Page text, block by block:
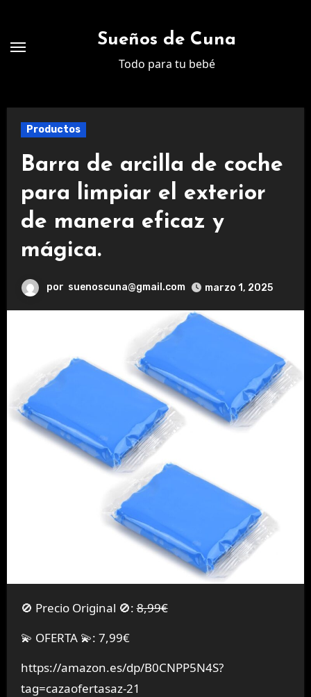
contenido
Sueños de Cuna
Todo para tu bebé
Productos
Barra de arcilla de coche
para limpiar el exterior
de manera eficaz y
mágica.
por suenoscuna@gmail.com marzo 1, 2025
🚫 Precio Original 🚫:8,99€
💫 OFERTA 💫: 7,99€
https://amazon.es/dp/B0CNPP5N4S?
tag=cazaofertasaz-21